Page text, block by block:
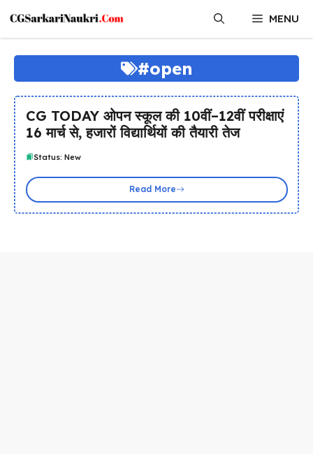
content
MENU
#open
CG TODAY ओपन स्कूल की 10वीं–12वीं परीक्षाएं
16 मार्च से, हजारों विद्यार्थियों की तैयारी तेज
Status: New
Read More